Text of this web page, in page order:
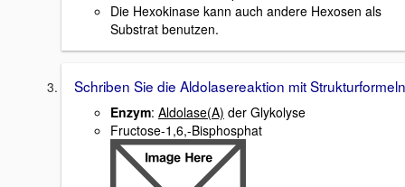
Die Hexokinase kann auch andere Hexosen als
Substrat benutzen.
Schriben Sie die Aldolasereaktion mit
Enzym: Aldolase(A) der Glykolyse
Fructose-1,6,-Bisphosphat